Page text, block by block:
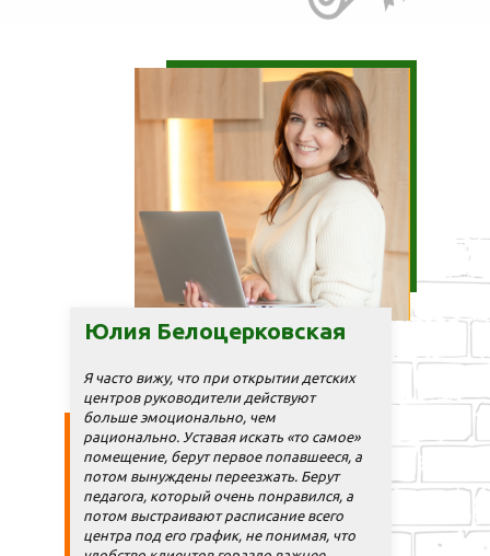
Юлия Белоцерковская
Я часто вижу, что при открытии детских
центров руководители действуют
больше эмоционально, чем
рационально. Уставая искать «то самое»
помещение, берут первое попавшееся, а
потом вынуждены переезжать. Берут
педагога, который очень понравился, а
потом выстраивают расписание всего
центра под его график, не понимая, что